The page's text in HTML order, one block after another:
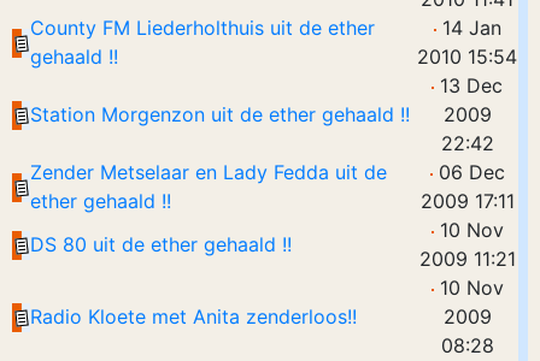
County FM Liederholthuis uit de ether
gehaald !!
14 Jan
2010 15:54
Station Morgenzon uit de ether gehaald !!
13 Dec
2009
22:42
Zender Metselaar en Lady Fedda uit de
ether gehaald !!
06 Dec
2009 17:11
DS 80 uit de ether gehaald !!
10 Nov
2009 11:21
Radio Kloete met Anita zenderloos!!
10 Nov
2009
08:28